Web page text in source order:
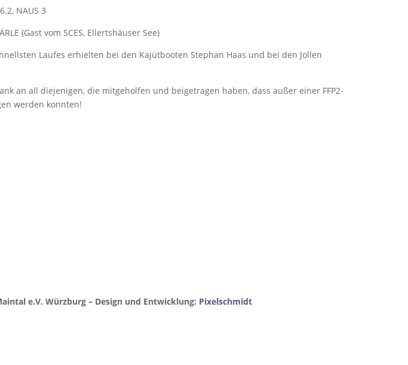
NAUS 3
(Gast vom SCES, Ellertshäuser See)
Laufes erhielten bei den Kajütbooten Stephan Haas und bei den Jollen
an all diejenigen, die mitgeholfen und beigetragen haben, dass außer einer FFP2-
werden konnten!
e.V. Würzburg – Design und Entwicklung: Pixelschmidt